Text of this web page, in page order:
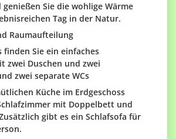
Sie die wohlige Wärme
Tag in der Natur.
Raumaufteilung
finden Sie ein einfaches
zwei Duschen und zwei
zwei separate WCs
Küche im Erdgeschoss
mit Doppelbett und
gibt es ein Schlafsofa für